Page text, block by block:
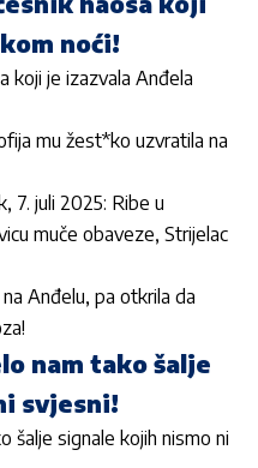
noći!
koji je izazvala Anđela
mu žest*ko uzvratila na
7. juli 2025: Ribe u
muče obaveze, Strijelac
na Anđelu, pa otkrila da
nam tako šalje
svjesni!
šalje signale kojih nismo ni